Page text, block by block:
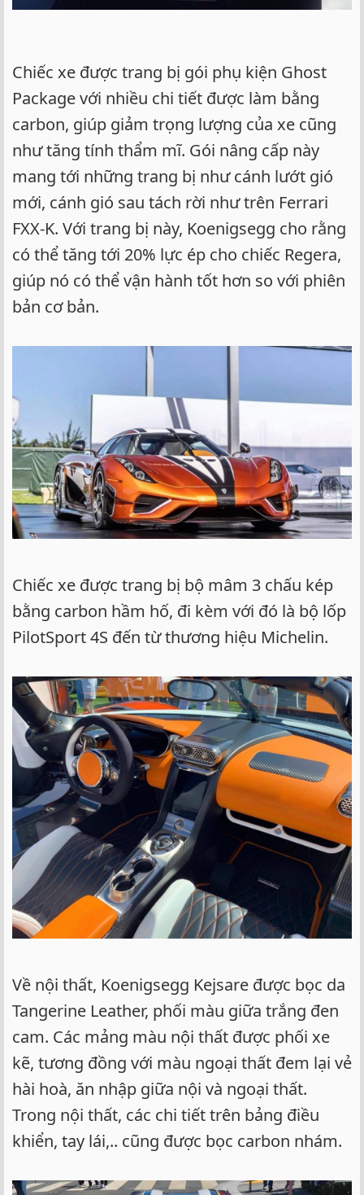
Chiếc xe được trang bị gói phụ kiện Ghost
Package với nhiều chi tiết được làm bằng
carbon, giúp giảm trọng lượng của xe cũng
như tăng tính thẩm mĩ. Gói nâng cấp này
mang tới những trang bị như cánh lướt gió
mới, cánh gió sau tách rời như trên Ferrari
FXX-K. Với trang bị này, Koenigsegg cho rằng
có thể tăng tới 20% lực ép cho chiếc Regera,
giúp nó có thể vận hành tốt hơn so với phiên
bản cơ bản.
Chiếc xe được trang bị bộ mâm 3 chấu kép
bằng carbon hầm hố, đi kèm với đó là bộ lốp
PilotSport 4S đến từ thương hiệu Michelin.
Về nội thất, Koenigsegg Kejsare được bọc da
Tangerine Leather, phối màu giữa trắng đen
cam. Các mảng màu nội thất được phối xe
kẽ, tương đồng với màu ngoại thất đem lại vẻ
hài hoà, ăn nhập giữa nội và ngoại thất.
Trong nội thất, các chi tiết trên bảng điều
khiển, tay lái,.. cũng được bọc carbon nhám.